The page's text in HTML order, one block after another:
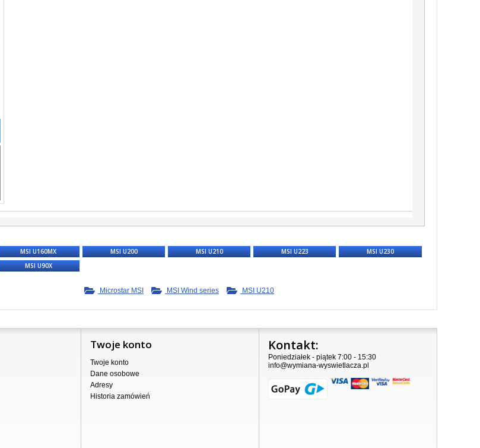
MSI U160MX MSI U200 MSI U210 MSI U223
MSI U230
MSI U90X
Microstar MSI MSI Wind series MSI U210
Twoje konto
Twoje konto
Dane osobowe
Adresy
Historia zamówień
Kontakt:
Poniedziałek - piątek 7:00 - 15:30
info@wymiana-wyswietlacza.pl